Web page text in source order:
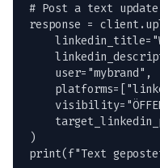
# Post a text update
response =
    user="mybrand",
)
print(f"Text